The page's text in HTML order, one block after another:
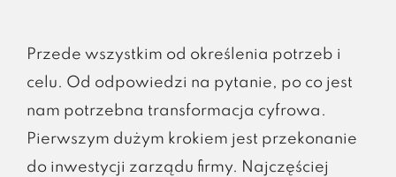
Przede wszystkim od określenia potrzeb i
celu. Od odpowiedzi na pytanie, po co jest
nam potrzebna transformacja cyfrowa.
Pierwszym dużym krokiem jest przekonanie
do inwestycji zarządu firmy. Najczęściej